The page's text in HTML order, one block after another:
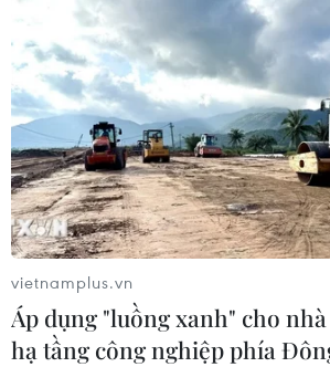
vietnamplus.vn
Áp dụng "luồng xanh" cho
hạ tầng công nghiệp phía